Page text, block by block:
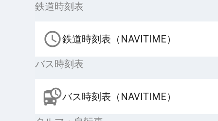
鉄道時刻表
鉄道時刻表（NAVITIME）
バス時刻表
バス時刻表（NAVITIME）